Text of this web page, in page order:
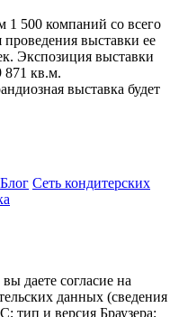
1 500 компаний со всего
проведения выставки ее
Экспозиция выставки
871 кв.м.
выставка будет
Блог Сеть кондитерских
даете согласие на
данных (сведения
тип и версия Браузера;